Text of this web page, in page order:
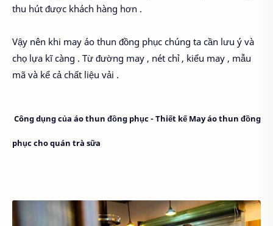
thu hút được khách hàng hơn .
Vậy nên khi may áo thun đồng phục chúng ta cần lưu ý và
chọ lựa kĩ càng . Từ đường may , nét chỉ , kiểu may , mẫu
mã và kể cả chất liệu vải .
Công dụng của áo thun đồng phục - Thiết kế May áo thun đồng
phục cho quán trà sữa